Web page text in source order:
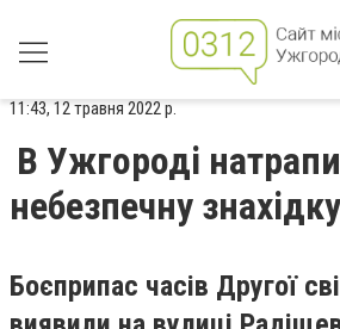
11:43, 12 травня 2022 р.
В Ужгороді
небезпечну знахідку
Боєприпас часів Другої